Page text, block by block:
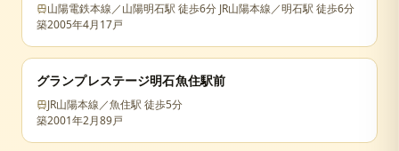
山陽電鉄本線／山陽明石駅 徒歩6分 JR山陽本線／明石駅 徒歩6分
築2005年4月17戸
グランプレステージ明石魚住駅前
JR山陽本線／魚住駅 徒歩5分
築2001年2月89戸